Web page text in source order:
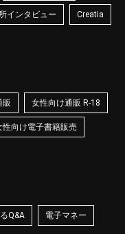
インタビュー Creatia
販 女性向け通販 R-18
性向け電子書籍販売
Q&A 電子マネー